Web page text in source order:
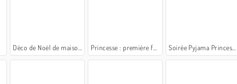
Déco de Noël de maison de poupées Princesse : première fête Soirée Pyjama Princesse